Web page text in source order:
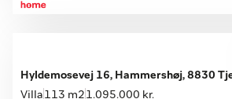
Hyldemosevej 16, Hammershøj, 8830
Villa 113 m2 1.095.000 kr.